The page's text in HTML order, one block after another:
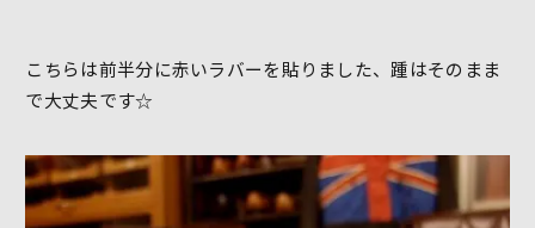
こちらは前半分に赤いラバーを貼りました、踵はそのまま
で大丈夫です☆